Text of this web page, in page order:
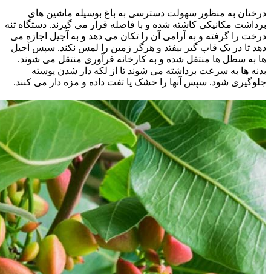
درختان به منظور سهولت دسترسی به باغ بوسیله ماشین های
برداشت مکانیکی کاشته شده و با فاصله قرار می گیرند. دستگاه تنه
درخت را گرفته و به آرامی آن را تکان می دهد و به آجیل اجازه می
دهد تا در یک قاب گیر بیفتد و هرگز زمین را لمس نکند. سپس آجیل
ها به سطل ها منتقل شده و به کارخانه فرآوری منتقل می شوند.
بدنه ها به سرعت برداشته می شوند تا از لکه دار شدن پوسته
جلوگیری شود. سپس آنها را خشک یا تفت داده و مزه دار می کنند.